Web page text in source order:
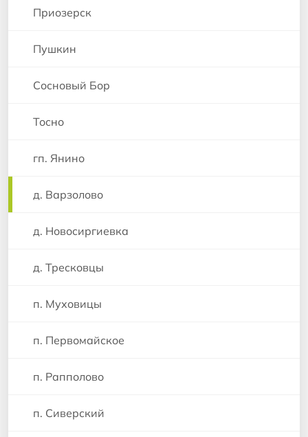
Приозерск
Пушкин
Сосновый Бор
Тосно
гп. Янино
д. Варзолово
д. Новосиргиевка
д. Тресковцы
п. Муховицы
п. Первомайское
п. Рапполово
п. Сиверский